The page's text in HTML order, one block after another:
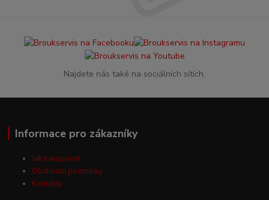
Najdete nás také na sociálních sítích.
Informace pro zákazníky
Jak nakupovat
Obchodní podmínky
Kontakty